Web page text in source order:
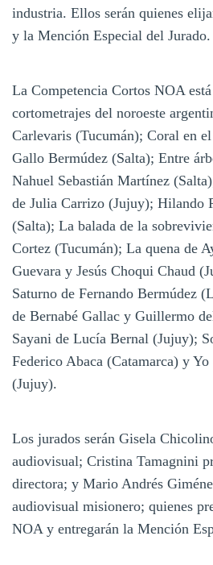
industria. Ellos serán quienes
y la Mención Especial del Jurado.
La Competencia Cortos NOA
cortometrajes del noroeste
Carlevaris (Tucumán); Coral en
Gallo Bermúdez (Salta); Entre
Nahuel Sebastián Martínez
de Julia Carrizo (Jujuy); Hilando
(Salta); La balada de la
Cortez (Tucumán); La quena de
Guevara y Jesús Choqui Chaud
Saturno de Fernando Bermúdez
de Bernabé Gallac y Guillermo
Sayani de Lucía Bernal (Jujuy);
Federico Abaca (Catamarca) y
(Jujuy).
Los jurados serán Gisela
audiovisual; Cristina Tamagnini
directora; y Mario Andrés
audiovisual misionero; quienes
NOA y entregarán la Mención